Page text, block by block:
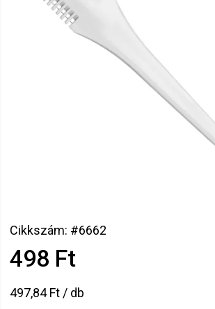
Cikkszám: #6662
498 Ft
497,84 Ft / db